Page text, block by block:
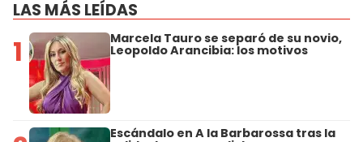
LAS MÁS LEÍDAS
1 Marcela Tauro se separó de su novio,
Leopoldo Arancibia: los motivos
Escándalo en A la Barbarossa tras la